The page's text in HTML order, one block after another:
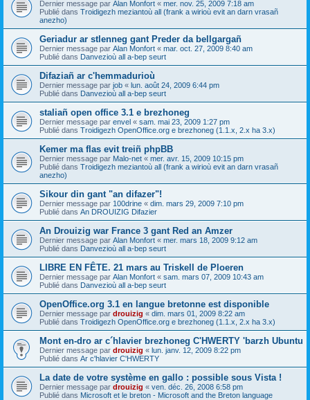
Dernier message par Alan Monfort « mer. nov. 25, 2009 7:18 am
Publié dans Troidigezh meziantoù all (frank a wirioù evit an darn vrasañ
anezho)
Geriadur ar stlenneg gant Preder da bellgargañ
Dernier message par Alan Monfort « mar. oct. 27, 2009 8:40 am
Publié dans Danvezioù all a-bep seurt
Difaziañ ar c'hemmadurioù
Dernier message par job « lun. août 24, 2009 6:44 pm
Publié dans Danvezioù all a-bep seurt
staliañ open office 3.1 e brezhoneg
Dernier message par envel « sam. mai 23, 2009 1:27 pm
Publié dans Troidigezh OpenOffice.org e brezhoneg (1.1.x, 2.x ha 3.x)
Kemer ma flas evit treiñ phpBB
Dernier message par Malo-net « mer. avr. 15, 2009 10:15 pm
Publié dans Troidigezh meziantoù all (frank a wirioù evit an darn vrasañ
anezho)
Sikour din gant "an difazer"!
Dernier message par 100drine « dim. mars 29, 2009 7:10 pm
Publié dans An DROUIZIG Difazier
An Drouizig war France 3 gant Red an Amzer
Dernier message par Alan Monfort « mer. mars 18, 2009 9:12 am
Publié dans Danvezioù all a-bep seurt
LIBRE EN FÊTE. 21 mars au Triskell de Ploeren
Dernier message par Alan Monfort « sam. mars 07, 2009 10:43 am
Publié dans Danvezioù all a-bep seurt
OpenOffice.org 3.1 en langue bretonne est disponible
Dernier message par drouizig « dim. mars 01, 2009 8:22 am
Publié dans Troidigezh OpenOffice.org e brezhoneg (1.1.x, 2.x ha 3.x)
Mont en-dro ar c´hlavier brezhoneg C'HWERTY 'barzh Ubuntu
Dernier message par drouizig « lun. janv. 12, 2009 8:22 pm
Publié dans Ar c'hlavier C'HWERTY
La date de votre système en gallo : possible sous Vista !
Dernier message par drouizig « ven. déc. 26, 2008 6:58 pm
Publié dans Microsoft et le breton - Microsoft and the Breton language